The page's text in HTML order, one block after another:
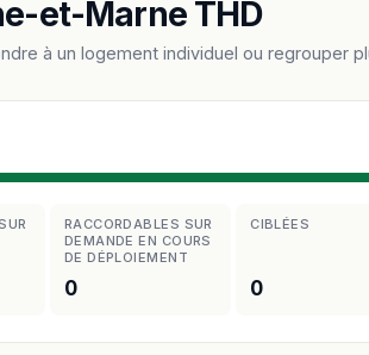
et-Marne THD
à un logement individuel ou regrouper
RACCORDABLES SUR
DEMANDE EN COURS
DE DÉPLOIEMENT
0
CIBLÉES
0